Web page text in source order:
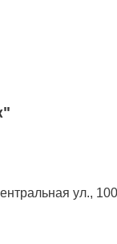
ул.,